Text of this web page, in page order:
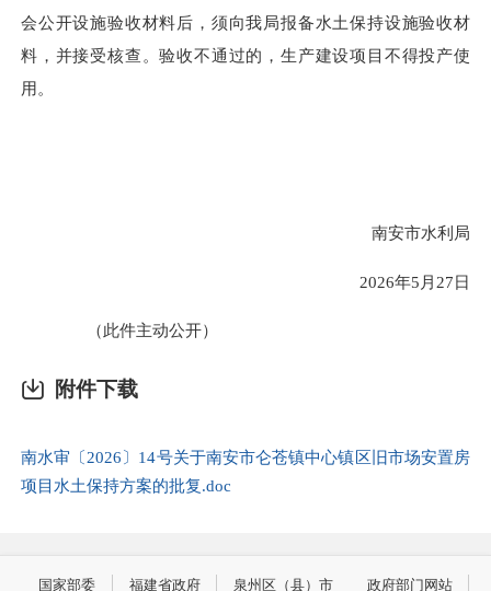
会公开设施验收材料后，须向我局报备水土保持设施验收材
料，并接受核查。验收不通过的，生产建设项目不得投产使
用。
南安市水利局
2026年5月27日
（此件主动公开）
附件下载
南水审〔2026〕14号关于南安市仑苍镇中心镇区旧市场安置房
项目水土保持方案的批复.doc
国家部委 福建省政府 泉州区（县）市 政府部门网站